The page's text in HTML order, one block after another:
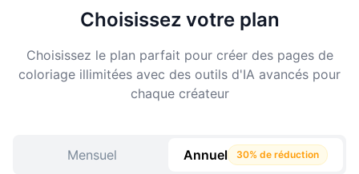
Choisissez votre plan
Choisissez le plan parfait pour créer des pages de
coloriage illimitées avec des outils d'IA avancés pour
chaque créateur
Mensuel Annuel 30% de réduction